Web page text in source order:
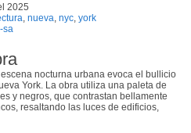
2025
nueva nyc york
sa
nocturna urbana evoca el bullicio
York. La obra utiliza una paleta de
y negros, que contrastan bellamente
resaltando las luces de edificios,